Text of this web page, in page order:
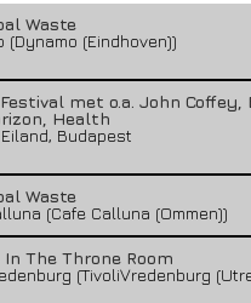
Waste
(Dynamo (Eindhoven))
met o.a. John Coffey,
Health
Budapest
Waste
(Cafe Calluna (Ommen))
In The Throne Room
(TivoliVredenburg